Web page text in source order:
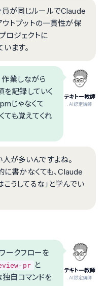
が同じルールでClaude
トプットの一貫性が保
ロジェクトに
ます。
テキトー教師
.AI認定講師
作業しながら
記録していく
じゃなくて
ても覚えてくれ
が多いんですよね。
書かなくても、Claude
うしてるな」と学んでい
テキトー教師
.AI認定講師
ークフローを
pr
と
自コマンドを